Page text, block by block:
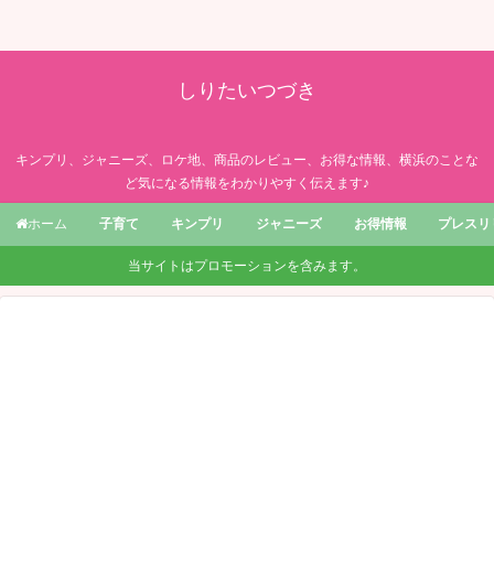
しりたいつづき
キンプリ、ジャニーズ、ロケ地、商品のレビュー、お得な情報、横浜のことな
ど気になる情報をわかりやすく伝えます♪
ホーム 子育て キンプリ ジャニーズ お得情報 プレス
当サイトはプロモーションを含みます。